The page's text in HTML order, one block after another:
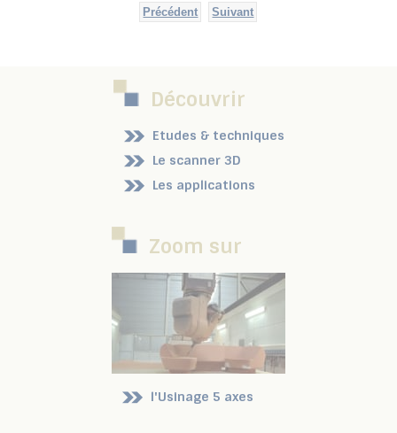
Précédent Suivant
Découvrir
Etudes & techniques
Le scanner 3D
Les applications
Zoom sur
l'Usinage 5 axes